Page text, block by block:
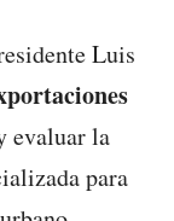
Luis
evaluar la
para